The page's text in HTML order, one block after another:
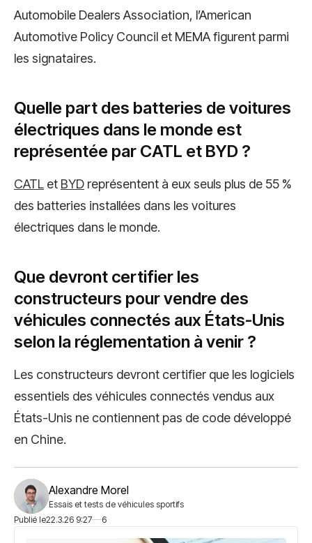
Automobile Dealers Association, l’American
Automotive Policy Council et MEMA figurent parmi
les signataires.
Quelle part des batteries de voitures
électriques dans le monde est
représentée par CATL et BYD ?
CATL et BYD représentent à eux seuls plus de 55 %
des batteries installées dans les voitures
électriques dans le monde.
Que devront certifier les
constructeurs pour vendre des
véhicules connectés aux États-Unis
selon la réglementation à venir ?
Les constructeurs devront certifier que les logiciels
essentiels des véhicules connectés vendus aux
États-Unis ne contiennent pas de code développé
en Chine.
Alexandre Morel
Essais et tests de véhicules sportifs
Publié le22.3.26 9:27 6